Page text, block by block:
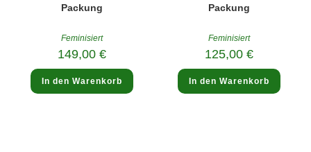
Packung
Feminisiert
149,00€
In den Warenkorb
Packung
Feminisiert
125,00 €
In den Warenkorb